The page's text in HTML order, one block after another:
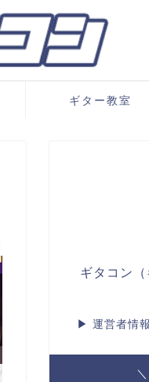
ギター教室
ギタコン（
▶ 運営者情報